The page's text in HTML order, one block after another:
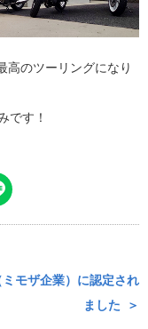
高のツーリングになり
です！
モザ企業）に認定され
ました